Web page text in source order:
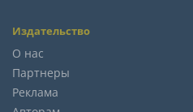
Издательство
О нас
Партнеры
Реклама